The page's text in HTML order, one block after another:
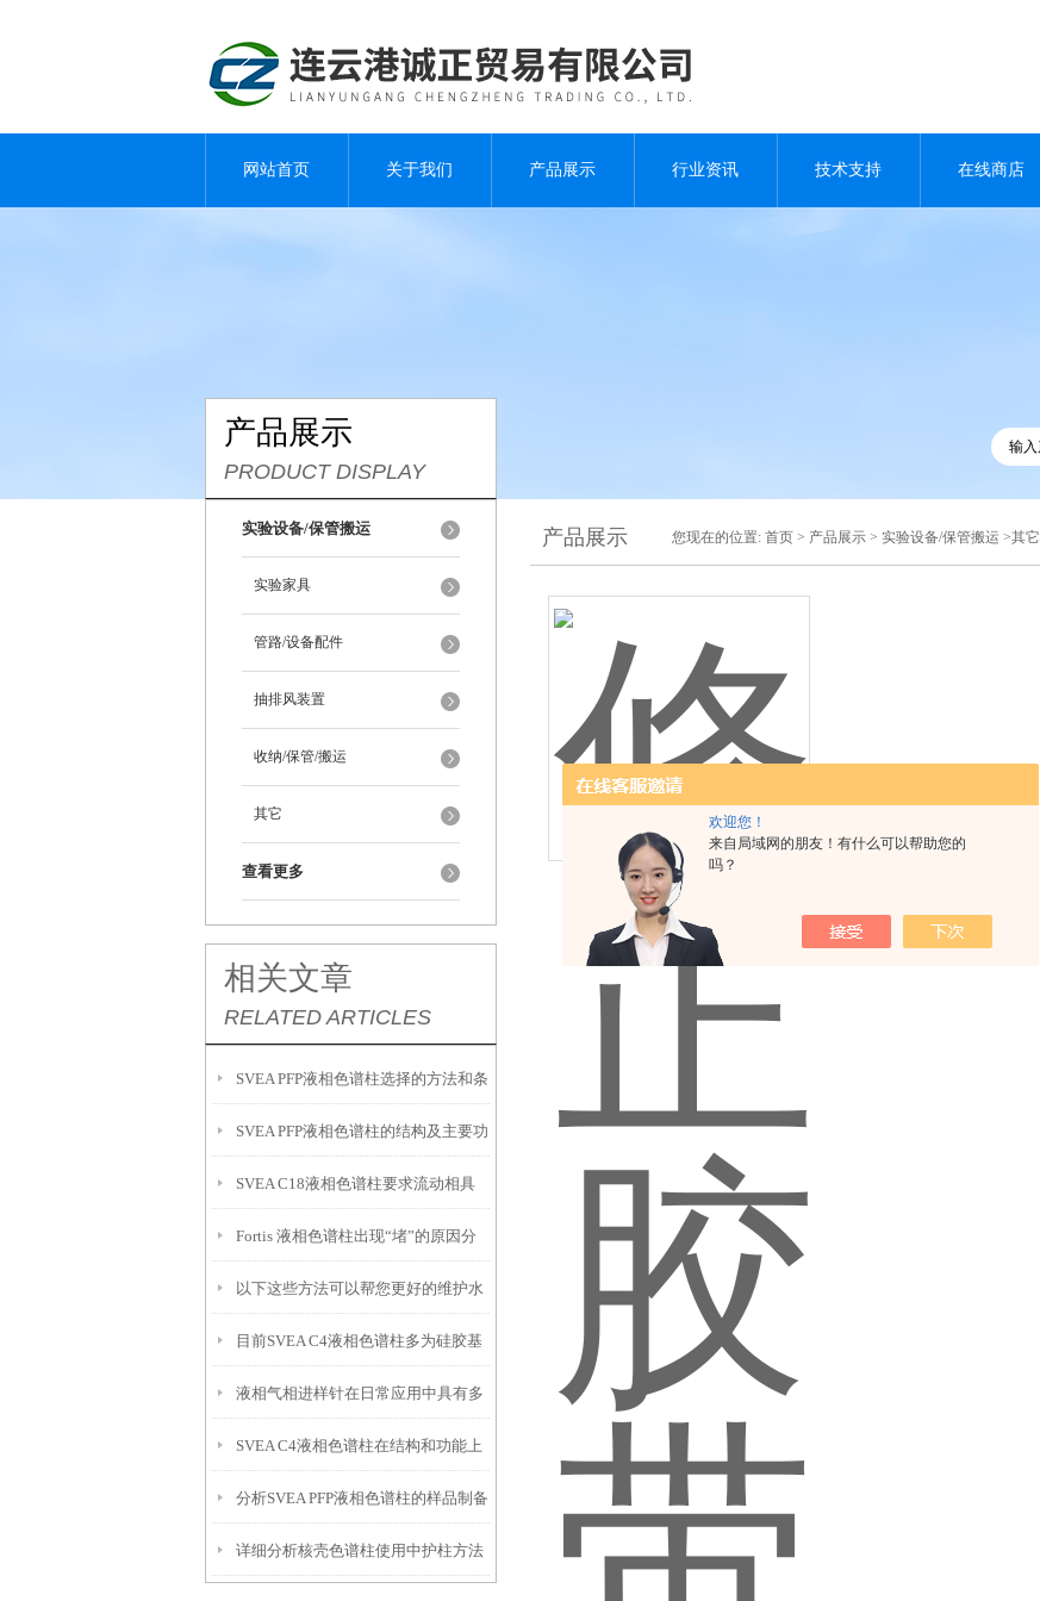
欢迎您！
来自局域网的朋友！有什么可以帮助您的
吗？
网站首页 关于我们 产品展示 行业资讯 技术支持 在线商店
产品展示
PRODUCT DISPLAY
实验设备/保管搬运
实验家具
管路/设备配件
抽排风装置
收纳/保管/搬运
其它
查看更多
相关文章
RELATED ARTICLES
SVEA PFP液相色谱柱选择的方法和条
件都有什么？
SVEA PFP液相色谱柱的结构及主要功
能，这里有详细说明
SVEA C18液相色谱柱要求流动相具
备以下六大特点
Fortis 液相色谱柱出现“堵”的原因分
析
以下这些方法可以帮您更好的维护水
浴锅
目前SVEA C4液相色谱柱多为硅胶基
质柱，可细分为以下几类
液相气相进样针在日常应用中具有多
少种分类？
SVEA C4液相色谱柱在结构和功能上
有什么表现？
分析SVEA PFP液相色谱柱的样品制备
及保存操作
详细分析核壳色谱柱使用中护柱方法
产品展示 您现在的位置: 首页 > 产品展示 > 实验设备/保管搬运 >其它
修正胶带